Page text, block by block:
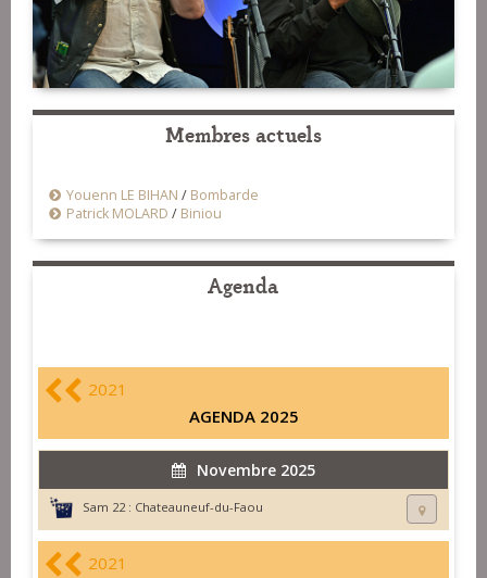
Membres actuels
Youenn LE BIHAN / Bombarde
Patrick MOLARD / Biniou
Agenda
2021
AGENDA 2025
Novembre 2025
Sam 22 : Chateauneuf-du-Faou
2021